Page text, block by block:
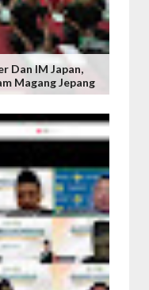
Dan IM Japan,
Magang Jepang